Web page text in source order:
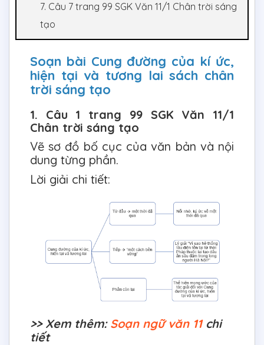
7. Câu 7 trang 99 SGK Văn 11/1 Chân trời sáng
tạo
Soạn bài Cung đường của kí ức,
hiện tại và tương lai sách chân
trời sáng tạo
1. Câu 1 trang 99 SGK Văn 11/1
Chân trời sáng tạo
Vẽ sơ đồ bố cục của văn bản và nội
dung từng phần.
Lời giải chi tiết:
>> Xem thêm: Soạn ngữ văn 11 chi
tiết